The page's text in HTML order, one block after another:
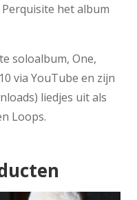
het album
soloalbum, One,
via YouTube en zijn
liedjes uit als
Loops.